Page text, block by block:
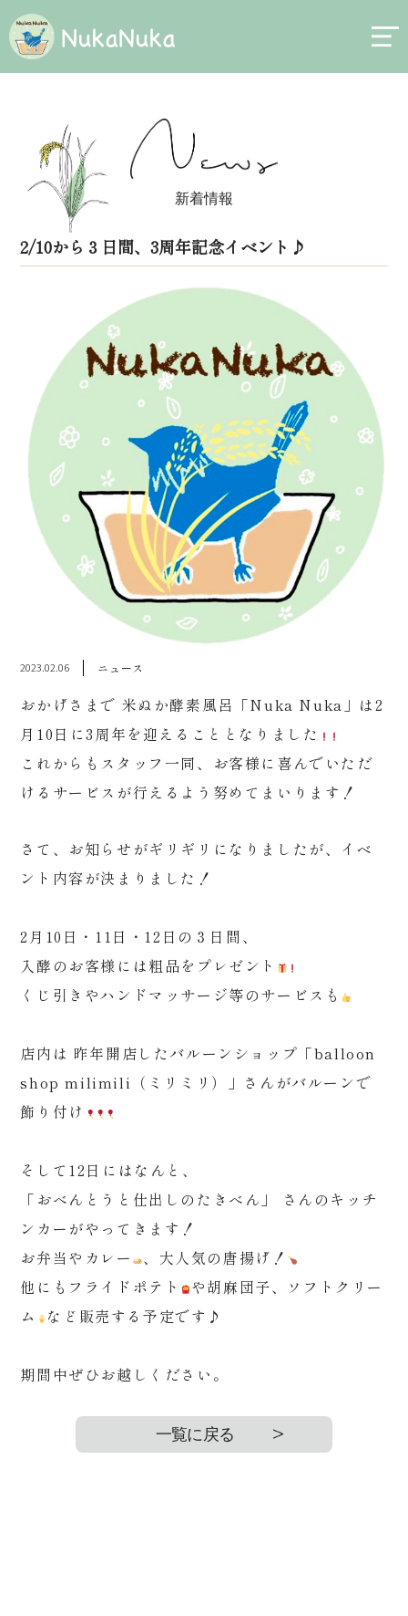
新着情報
2/10から３日間、3周年記念イベント♪
2023.02.06 ニュース
おかげさまで 米ぬか酵素風呂「Nuka Nuka」は2
月10日に3周年を迎えることとなりました
これからもスタッフ一同、お客様に喜んでいただ
けるサービスが行えるよう努めてまいります！
さて、お知らせがギリギリになりましたが、イベ
ント内容が決まりました！
2月10日・11日・12日の３日間、
入酵のお客様には粗品をプレゼント
くじ引きやハンドマッサージ等のサービスも
店内は 昨年開店したバルーンショップ「balloon
shop milimili（ミリミリ）」さんがバルーンで
飾り付け
そして12日にはなんと、
「おべんとうと仕出しのたきべん」 さんのキッチ
ンカーがやってきます！
お弁当やカレー
、大人気の唐揚げ！
他にもフライドポテト
や胡麻団子、ソフトクリー
ム
など販売する予定です♪
期間中ぜひお越しください。
一覧に戻る